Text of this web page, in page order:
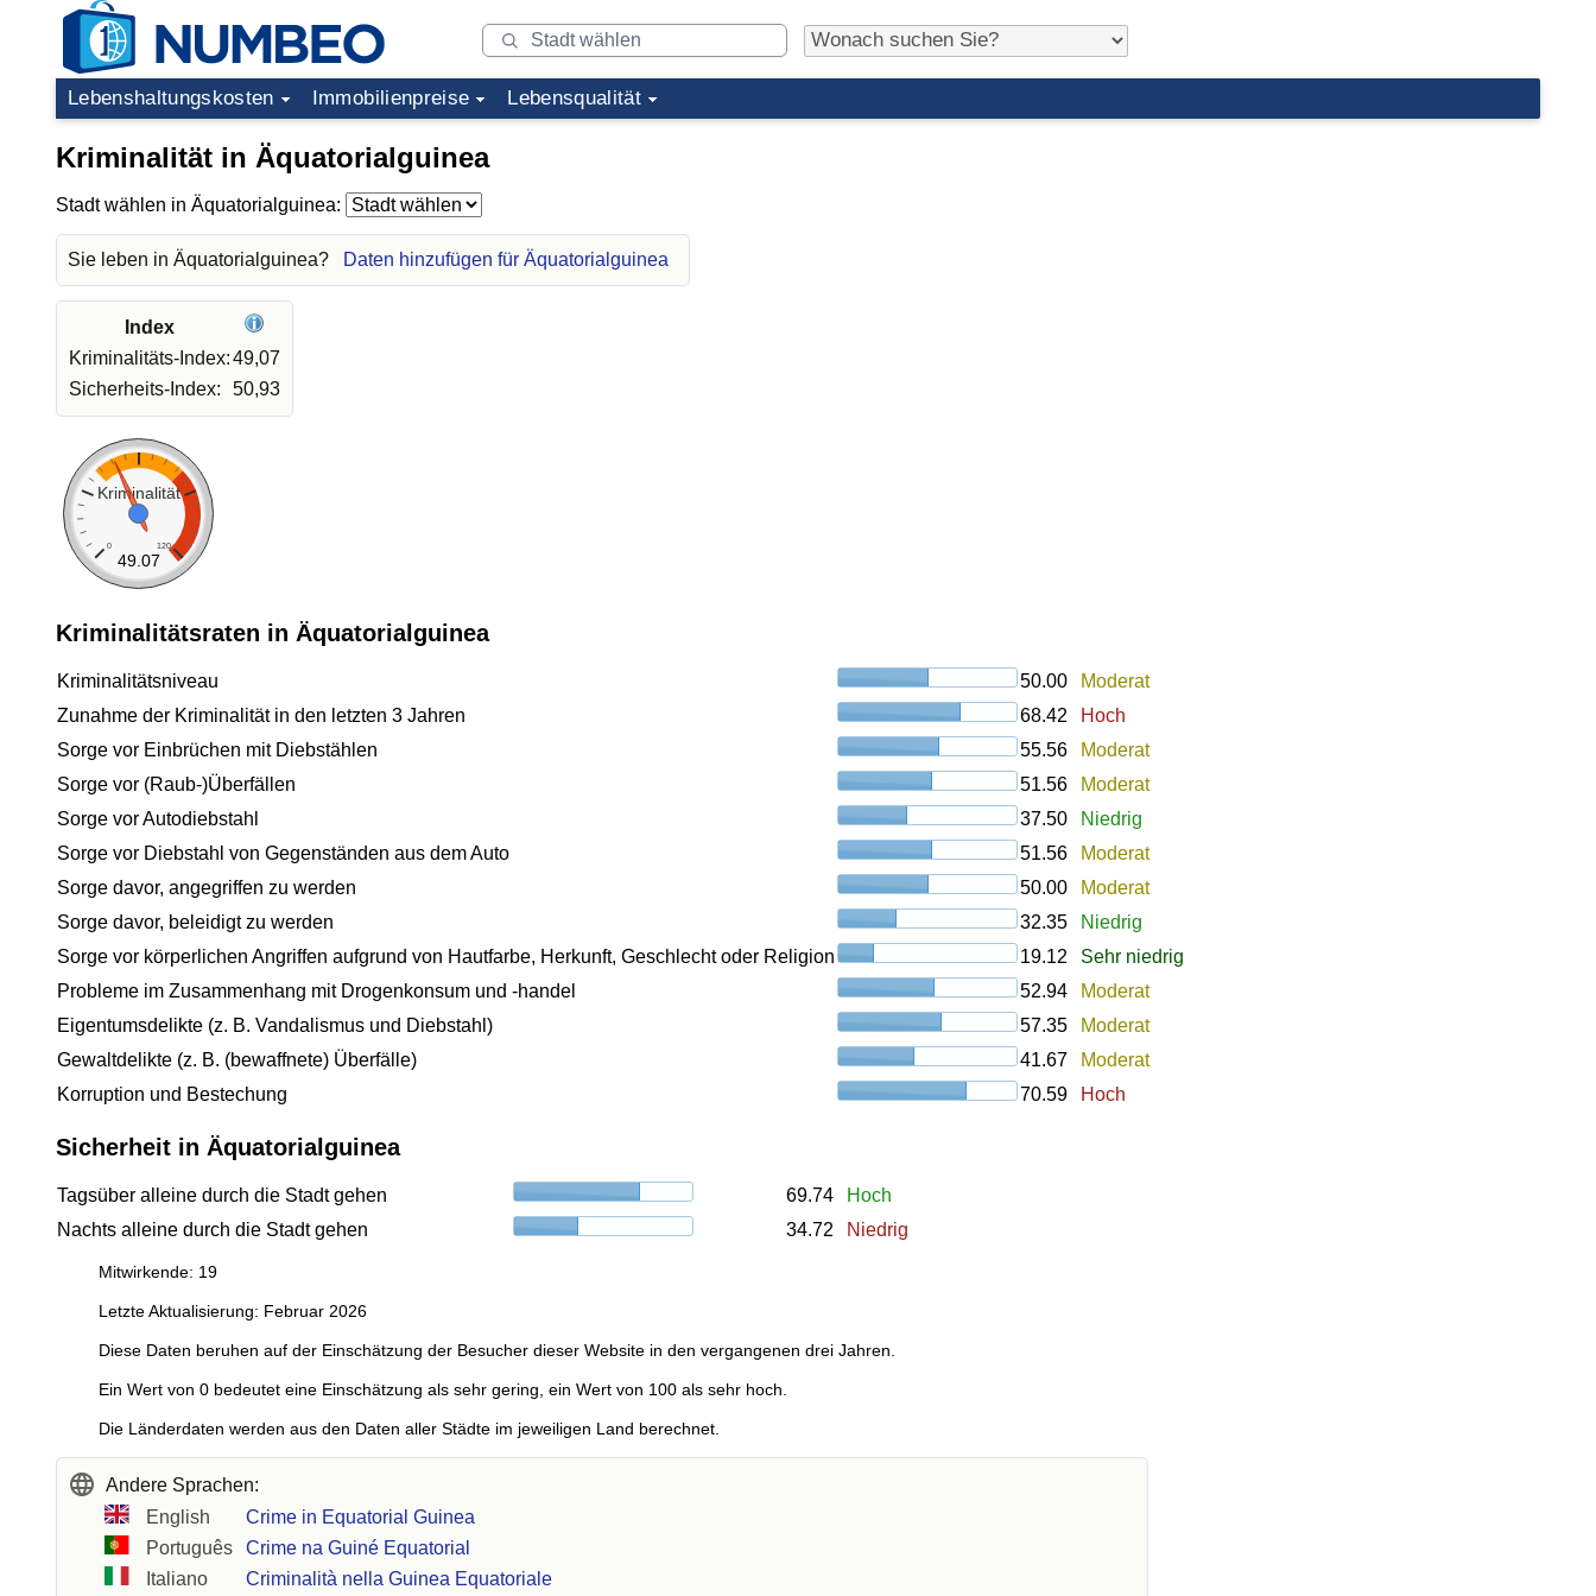
Lebenshaltungskosten Immobilienpreise Lebensqualität
Kriminalität in Äquatorialguinea
Stadt wählen in Äquatorialguinea:
Sie leben in Äquatorialguinea? Daten hinzufügen für Äquatorialguinea
Index
Kriminalitäts-Index:49,07
Sicherheits-Index:
50,93
Kriminalität
0 120
49.07
Kriminalitätsraten in Äquatorialguinea
Kriminalitätsniveau 50.00
Moderat
Zunahme der Kriminalität in den letzten 3 Jahren
68.42
Hoch
Sorge vor Einbrüchen mit Diebstählen
55.56
Moderat
Sorge vor (Raub-)Überfällen
51.56
Moderat
Sorge vor Autodiebstahl
37.50
Niedrig
Sorge vor Diebstahl von Gegenständen aus dem Auto
51.56
Moderat
Sorge davor, angegriffen zu werden
50.00
Moderat
Sorge davor, beleidigt zu werden
32.35
Niedrig
Sorge vor körperlichen Angriffen aufgrund von Hautfarbe, Herkunft, Geschlecht oder Religion
19.12
Sehr niedrig
Probleme im Zusammenhang mit Drogenkonsum und -handel
52.94
Moderat
Eigentumsdelikte (z. B. Vandalismus und Diebstahl)
57.35
Moderat
Gewaltdelikte (z. B. (bewaffnete) Überfälle)
41.67
Moderat
Korruption und Bestechung
70.59 Hoch
Sicherheit in Äquatorialguinea
Tagsüber alleine durch die Stadt gehen 69.74
Hoch
Nachts alleine durch die Stadt gehen
34.72 Niedrig
Mitwirkende: 19
Letzte Aktualisierung: Februar 2026
Diese Daten beruhen auf der Einschätzung der Besucher dieser Website in den vergangenen drei Jahren.
Ein Wert von 0 bedeutet eine Einschätzung als sehr gering, ein Wert von 100 als sehr hoch.
Die Länderdaten werden aus den Daten aller Städte im jeweiligen Land berechnet.
Andere Sprachen:
English
Crime in Equatorial Guinea
Português
Crime na Guiné Equatorial
Italiano
Criminalità nella Guinea Equatoriale